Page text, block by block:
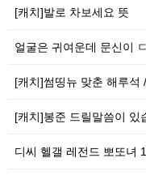
[캐치]발로 차보세요 뜻
얼굴은 귀여운데 문신이
[캐치]썸띵뉴 맞춘 해루석
[캐치]봉준 드릴말씀이 있
디씨 헬갤 레전드 뽀또녀